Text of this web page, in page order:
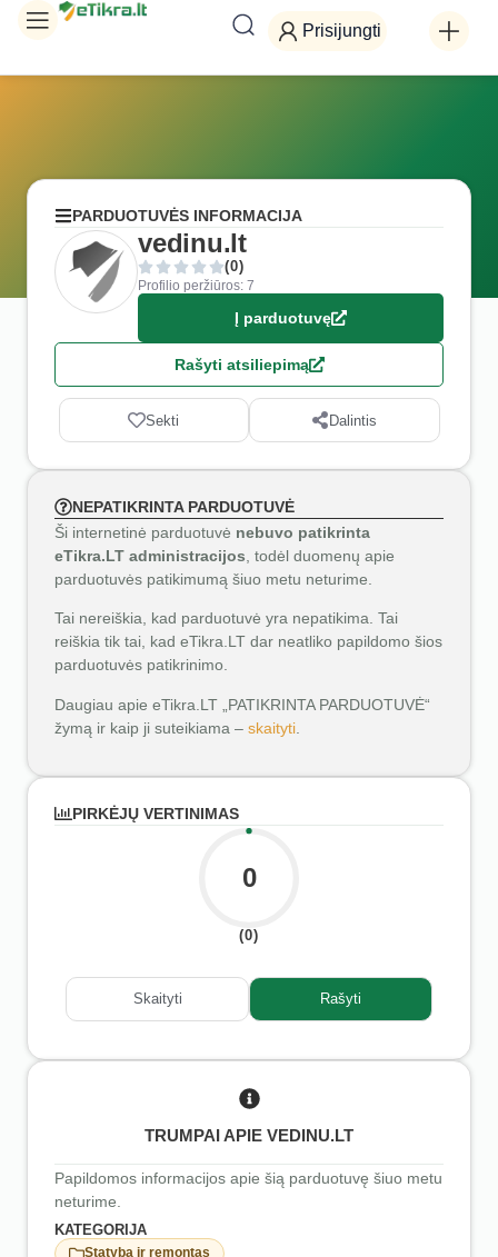
Prisijungti
PARDUOTUVĖS INFORMACIJA
vedinu.lt
(0)
Profilio peržiūros: 7
Į parduotuvę
Rašyti atsiliepimą
Sekti Dalintis
NEPATIKRINTA PARDUOTUVĖ
Ši internetinė parduotuvė nebuvo patikrinta
eTikra.LT administracijos , todėl duomenų apie
parduotuvės patikimumą šiuo metu neturime.
Tai nereiškia, kad parduotuvė yra nepatikima. Tai
reiškia tik tai, kad eTikra.LT dar neatliko papildomo šios
parduotuvės patikrinimo.
Daugiau apie eTikra.LT „PATIKRINTA PARDUOTUVĖ“
žymą ir kaip ji suteikiama – skaityti
PIRKĖJŲ VERTINIMAS
0
(0)
Skaityti Rašyti
TRUMPAI APIE VEDINU.LT
Papildomos informacijos apie šią parduotuvę šiuo metu
neturime.
KATEGORIJA
Statyba ir remontas